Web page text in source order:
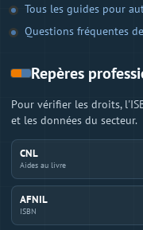
Tous les guides pour
Questions fréquentes
Repères
Pour vérifier les droits,
et les données du secteur.
CNL
Aides au livre
AFNIL
ISBN